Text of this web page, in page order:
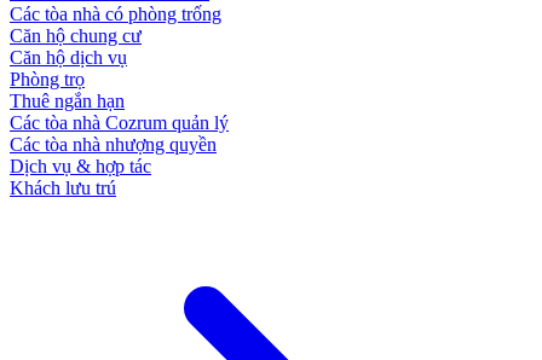
Các tòa nhà có phòng trống
Căn hộ chung cư
Căn hộ dịch vụ
Phòng trọ
Thuê ngắn hạn
Các tòa nhà Cozrum quản lý
Các tòa nhà nhượng quyền
Dịch vụ & hợp tác
Khách lưu trú